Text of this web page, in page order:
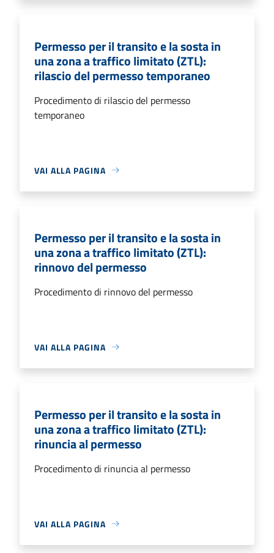
Permesso per il transito e la sosta in
una zona a traffico limitato (ZTL):
rilascio del permesso temporaneo
Procedimento di rilascio del permesso
temporaneo
VAI ALLA PAGINA
Permesso per il transito e la sosta in
una zona a traffico limitato (ZTL):
rinnovo del permesso
Procedimento di rinnovo del permesso
VAI ALLA PAGINA
Permesso per il transito e la sosta in
una zona a traffico limitato (ZTL):
rinuncia al permesso
Procedimento di rinuncia al permesso
VAI ALLA PAGINA